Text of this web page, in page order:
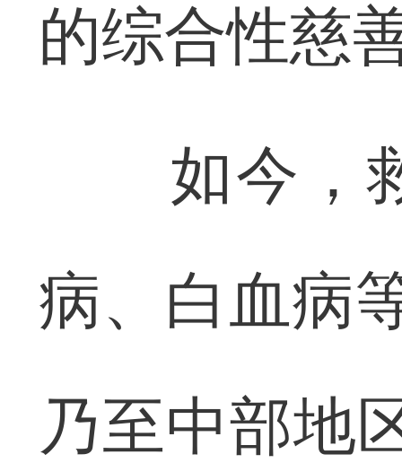
的综合性慈
如今，救
病、白血病
乃至中部地